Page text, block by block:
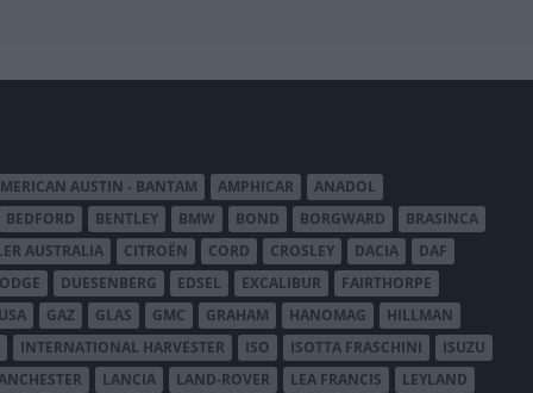
AUSTIN - BANTAM AMPHICAR
ANADOL
BEDFORD BENTLEY BMW BOND BORGWARD
BRASINCA
AUSTRALIA CITROËN CORD CROSLEY DACIA
DAF
DUESENBERG EDSEL EXCALIBUR
FAIRTHORPE
GAZ GLAS GMC GRAHAM HANOMAG
HILLMAN
INTERNATIONAL HARVESTER ISO ISOTTA FRASCHINI
ISUZU
LANCIA LAND-ROVER LEA FRANCIS LEYLAND